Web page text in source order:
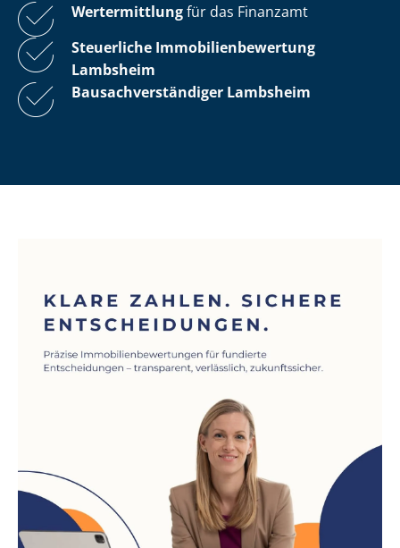
Wertermittlungfür das Finanzamt
Steuerliche Im­mo­bi­li­en­be­wer­tung
Lambsheim
Bau­sach­ver­stän­di­ger Lambsheim